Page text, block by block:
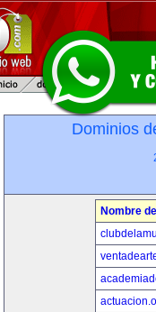
Dominios
Nombre